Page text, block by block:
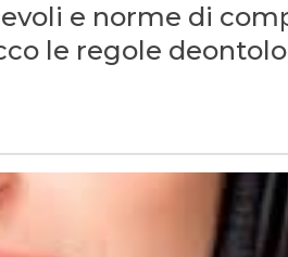
e norme di
le regole